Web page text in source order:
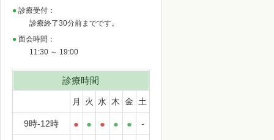
診療受付：
診療終了30分前までです。
面会時間：
11:30 ～ 19:00
診療時間
月 火 水 木 金 土
9時-12時 ● ● ● ● ● -